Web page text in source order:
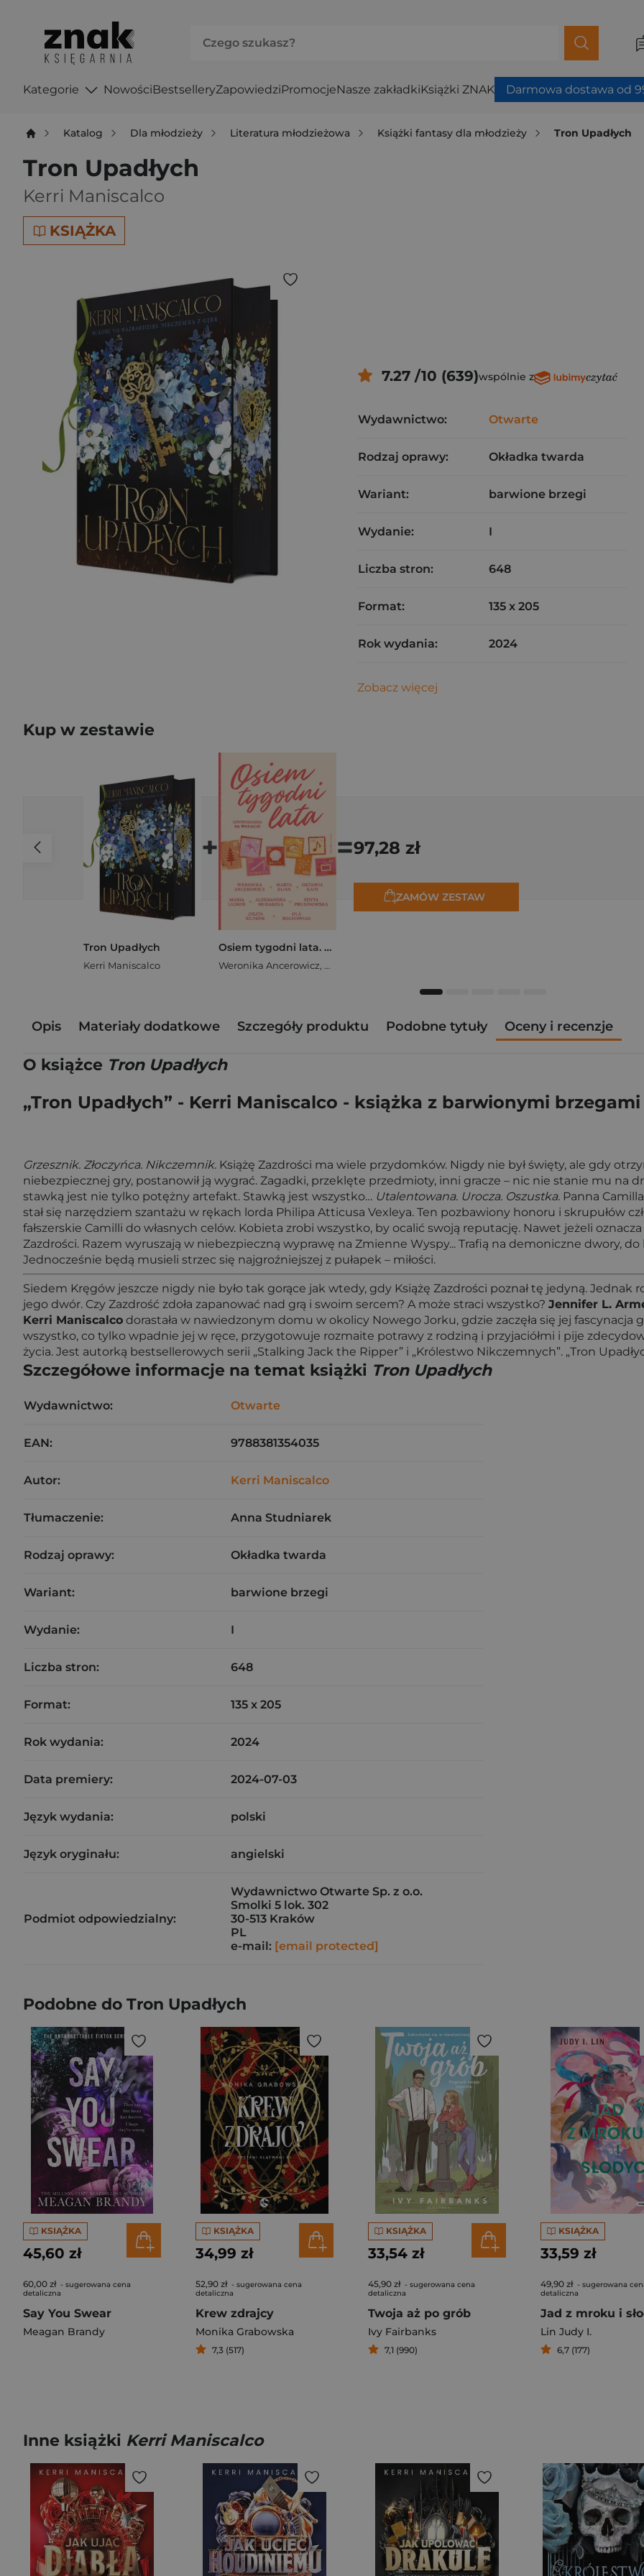
Kategorie NowościBestselleryZapowiedziPromocjeNasze zakładkiKsiążki ZNAK Darmowa dostawa od
Katalog Dla młodzieży Literatura młodzieżowa Książki fantasy dla młodzieży Tron Upadłych
Tron Upadłych
Kerri Maniscalco
KSIĄŻKA
7.27 /10 (639)wspólnie z
Wydawnictwo: Otwarte
Rodzaj oprawy: Okładka twarda
Wariant: barwione brzegi
Wydanie: I
Liczba stron: 648
Format: 135 x 205
Rok wydania: 2024
Zobacz więcej
Kup w zestawie
Tron Upadłych
Kerri Maniscalco
+
Osiem tygodni lata. Opowiadania na wakacje
Weronika Ancerowicz, Marta Bijan
=97,28 zł
ZAMÓW ZESTAW
Opis Materiały dodatkowe Szczegóły produktu Podobne tytuły Oceny i recenzje
O książce Tron Upadłych
„Tron Upadłych” - Kerri Maniscalco - książka z barwionymi brzegami
Grzesznik. Złoczyńca. Nikczemnik. Książę Zazdrości ma wiele przydomków. Nigdy nie był święty, ale gdy
niebezpiecznej gry, postanowił ją wygrać. Zagadki, przeklęte przedmioty, inni gracze – nic nie stanie mu na
stawką jest nie tylko potężny artefakt. Stawką jest wszystko… Utalentowana. Urocza. Oszustka. Panna
stał się narzędziem szantażu w rękach lorda Philipa Atticusa Vexleya. Ten pozbawiony honoru i skrupułów
fałszerskie Camilli do własnych celów. Kobieta zrobi wszystko, by ocalić swoją reputację. Nawet jeżeli
Zazdrości. Razem wyruszają w niebezpieczną wyprawę na Zmienne Wyspy... Trafią na demoniczne dwory,
Jednocześnie będą musieli strzec się najgroźniejszej z pułapek – miłości.
Siedem Kręgów jeszcze nigdy nie było tak gorące jak wtedy, gdy Książę Zazdrości poznał tę jedyną. Jednak
jego dwór. Czy Zazdrość zdoła zapanować nad grą i swoim sercem? A może straci wszystko? Jennifer L.
Kerri Maniscalco dorastała w nawiedzonym domu w okolicy Nowego Jorku, gdzie zaczęła się jej
wszystko, co tylko wpadnie jej w ręce, przygotowuje rozmaite potrawy z rodziną i przyjaciółmi i pije
życia. Jest autorką bestsellerowych serii „Stalking Jack the Ripper” i „Królestwo Nikczemnych”. „Tron
Szczegółowe informacje na temat książki Tron Upadłych
Wydawnictwo: Otwarte
EAN: 9788381354035
Autor: Kerri Maniscalco
Tłumaczenie: Anna Studniarek
Rodzaj oprawy: Okładka twarda
Wariant: barwione brzegi
Wydanie: I
Liczba stron: 648
Format: 135 x 205
Rok wydania: 2024
Data premiery: 2024-07-03
Język wydania: polski
Język oryginału: angielski
Podmiot odpowiedzialny:
Wydawnictwo Otwarte Sp. z o.o.
Smolki 5 lok. 302
30-513 Kraków
PL
e-mail: [email protected]
Podobne do Tron Upadłych
KSIĄŻKA
45,60 zł
60,00 zł - sugerowana cena
detaliczna
Say You Swear
Meagan Brandy
KSIĄŻKA
34,99 zł
52,90 zł - sugerowana cena
detaliczna
Krew zdrajcy
Monika Grabowska
7,3 (517)
KSIĄŻKA
33,54 zł
45,90 zł - sugerowana cena
detaliczna
Twoja aż po grób
Ivy Fairbanks
7,1 (990)
KSIĄŻKA
33,59 zł
49,90 zł - sugerowana
detaliczna
Jad z mroku i
Lin Judy I.
6,7 (177)
Inne książki Kerri Maniscalco